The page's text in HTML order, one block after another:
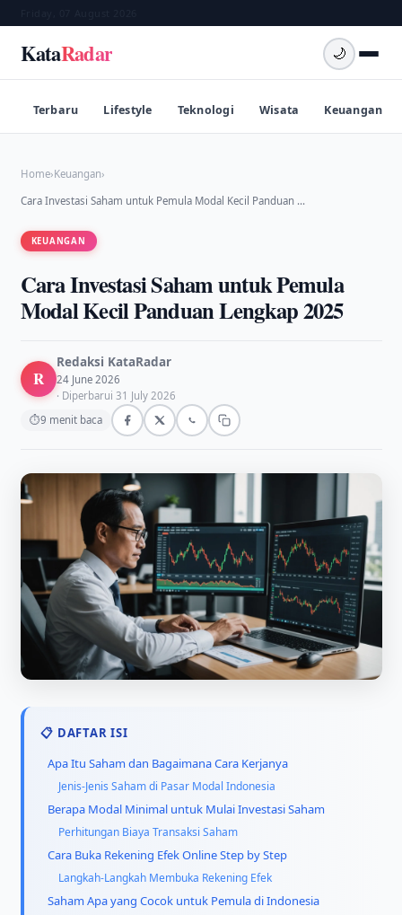
KataRadar 🌙
Terbaru Lifestyle Teknologi Wisata Keuangan
Home›Keuangan›
Cara Investasi Saham untuk Pemula Modal Kecil Panduan …
KEUANGAN
Cara Investasi Saham untuk Pemula
Modal Kecil Panduan Lengkap 2025
R
Redaksi KataRadar
24 June 2026
· Diperbarui 31 July 2026
⏱9 menit baca
📋 DAFTAR ISI
Apa Itu Saham dan Bagaimana Cara Kerjanya
Jenis-Jenis Saham di Pasar Modal Indonesia
Berapa Modal Minimal untuk Mulai Investasi Saham
Perhitungan Biaya Transaksi Saham
Cara Buka Rekening Efek Online Step by Step
Langkah-Langkah Membuka Rekening Efek
Saham Apa yang Cocok untuk Pemula di Indonesia